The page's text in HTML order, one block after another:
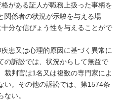
格がある証人が職務上扱った事柄を
関係者の状況が示唆を与える場
分な信ぴょう性を与えることがで
疾患又は心理的原因に基づく異常に
の訴訟では、状況からして無益で
裁判官は1名又は複数の専門家によ
い。その他の訴訟では、第1574条
い。